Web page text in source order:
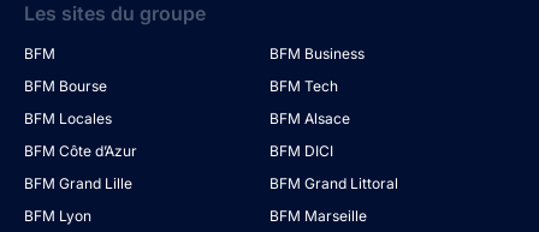
Les sites du groupe
BFM
BFM Business
BFM Bourse
BFM Tech
BFM Locales
BFM Alsace
BFM Côte d’Azur
BFM DICI
BFM Grand Lille
BFM Grand Littoral
BFM Lyon
BFM Marseille